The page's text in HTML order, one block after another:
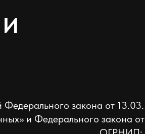
Федерального закона от
и Федерального закона от